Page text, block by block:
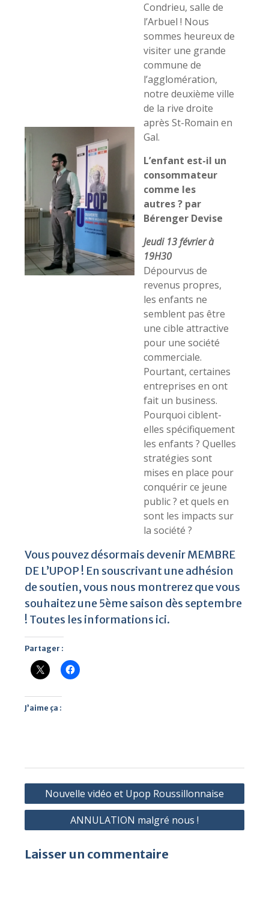
Condrieu, salle de
l’Arbuel ! Nous
sommes heureux de
visiter une grande
commune de
l’agglomération,
notre deuxième ville
de la rive droite
après St-Romain en
Gal.
L’enfant est-il un
consommateur
comme les
autres ? par
Bérenger Devise
Jeudi 13 février à
19H30
Dépourvus de
revenus propres,
les enfants ne
semblent pas être
une cible attractive
pour une société
commerciale.
Pourtant, certaines
entreprises en ont
fait un business.
Pourquoi ciblent-
elles spécifiquement
les enfants ? Quelles
stratégies sont
mises en place pour
conquérir ce jeune
public ? et quels en
sont les impacts sur
la société ?
Vous pouvez désormais devenir MEMBRE
DE L’UPOP ! En souscrivant une adhésion
de soutien, vous nous montrerez que vous
souhaitez une 5ème saison dès septembre
! Toutes les informations ici.
Partager :
J’aime ça :
Navigation
de
Nouvelle vidéo et Upop Roussillonnaise
ANNULATION malgré nous !
Laisser un commentaire